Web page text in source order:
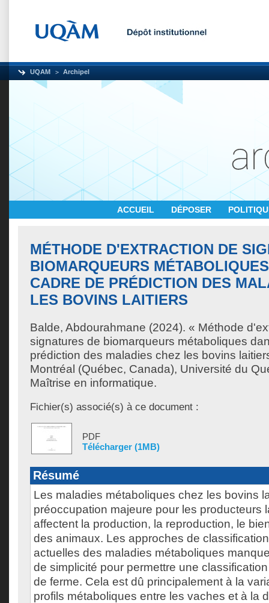
UQAM Archipel
ACCUEIL DÉPOSER
MÉTHODE D'EXTRACTION DE
BIOMARQUEURS
CADRE DE PRÉDICTION DES
LES BOVINS LAITIERS
Balde, Abdourahmane (2024). « Méthode
signatures de biomarqueurs métaboliques
prédiction des maladies chez les bovins
Montréal (Québec, Canada), Université du
Maîtrise en informatique.
Fichier(s) associé(s) à ce document :
PDF
Télécharger (1MB)
Résumé
Les maladies métaboliques chez les bovins
préoccupation majeure pour les producteurs
affectent la production, la reproduction, le
des animaux. Les approches de
actuelles des maladies métaboliques
de simplicité pour permettre une
de ferme. Cela est dû principalement à la
profils métaboliques entre les vaches et à la